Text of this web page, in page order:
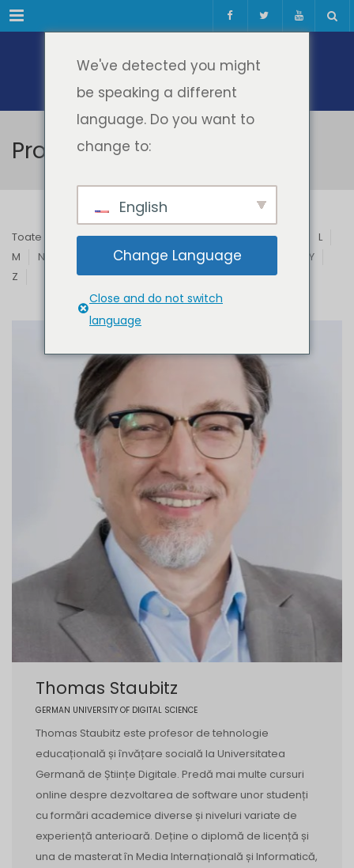
Meniul
Profesori & Invitați
Toate B C D E F G H I J
L
M
N Q R S T U V
Y
Z
Thomas Staubitz
GERMAN UNIVERSITY OF DIGITAL SCIENCE
Thomas Staubitz este profesor de tehnologie
educațională și învățare socială la Universitatea
Germană de Științe Digitale. Predă mai multe cursuri
online despre dezvoltarea de software unor studenți
cu formări academice diverse și niveluri variate de
experiență anterioară. Deține o diplomă de licență și
una de masterat în Media Internațională și Informatică,
We've detected you might
be speaking a different
language. Do you want to
change to:
English
Change Language
Close and do not switch
language